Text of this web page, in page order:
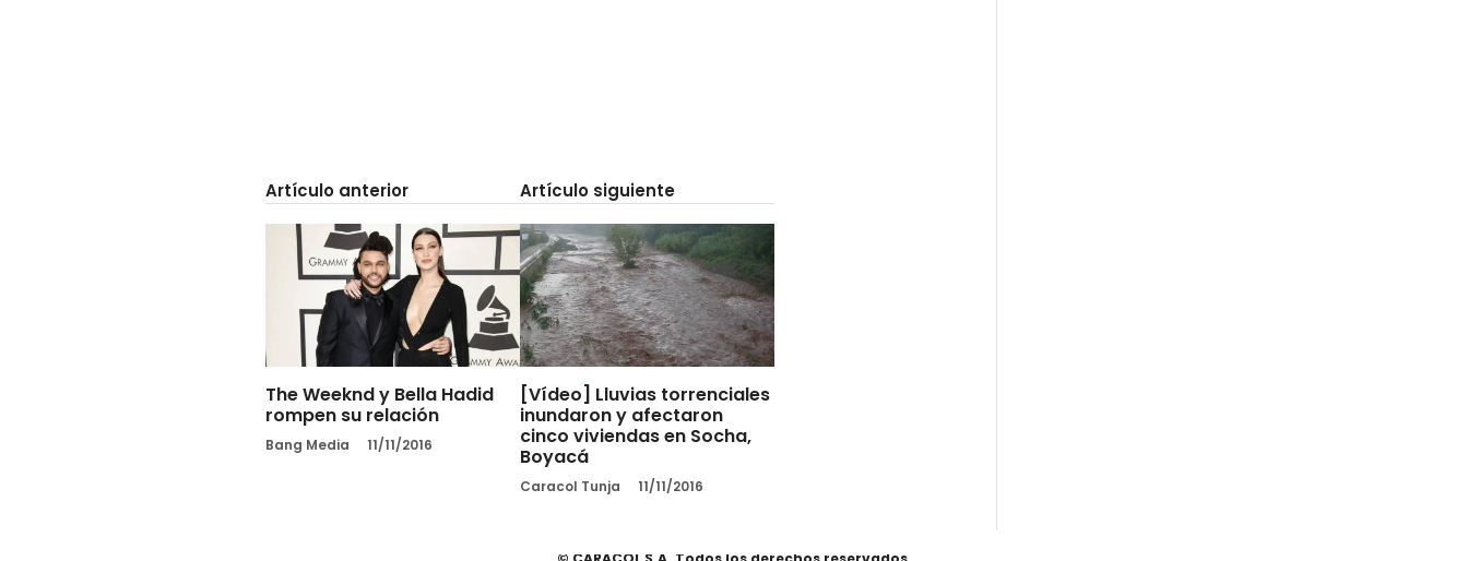
Artículo anterior
The Weeknd y Bella Hadid
rompen su relación
Bang Media 11/11/2016
Artículo siguiente
[Vídeo] Lluvias torrenciales
inundaron y afectaron
cinco viviendas en Socha,
Boyacá
Caracol Tunja 11/11/2016